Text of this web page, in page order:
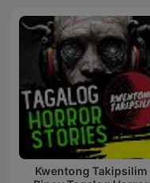
Kwentong Takipsilim